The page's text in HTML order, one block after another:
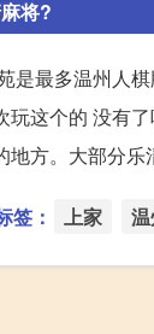
将?
是最多温州人
玩这个的 没有
方。大部分乐
签： 上家